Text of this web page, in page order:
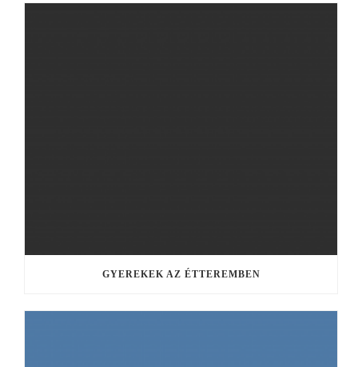
GYEREKEK AZ ÉTTEREMBEN